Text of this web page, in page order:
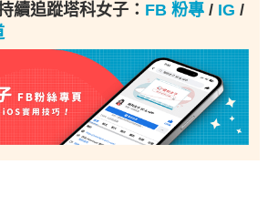
續追蹤塔科女子： FB 粉專 / IG /